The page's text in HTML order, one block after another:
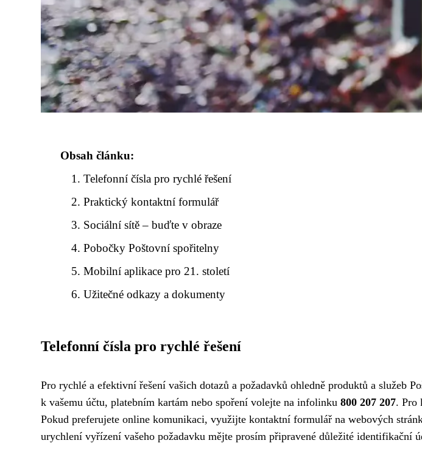
Obsah článku:
Telefonní čísla pro rychlé řešení
Praktický kontaktní formulář
Sociální sítě – buďte v obraze
Pobočky Poštovní spořitelny
Mobilní aplikace pro 21. století
Užitečné odkazy a dokumenty
Telefonní čísla pro rychlé řešení
Pro rychlé a efektivní řešení vašich dotazů a požadavků ohledně produktů a
k vašemu účtu, platebním kartám nebo spoření volejte na infolinku 800 207 207. Pro
Pokud preferujete online komunikaci, využijte kontaktní formulář na webových
urychlení vyřízení vašeho požadavku mějte prosím připravené důležité identifikační